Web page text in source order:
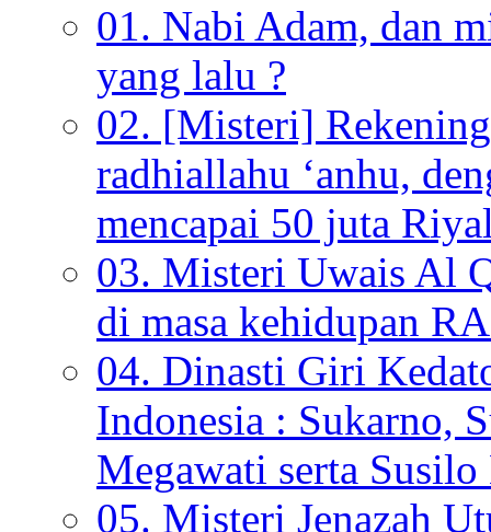
01. Nabi Adam, dan
yang lalu ?
02. [Misteri]
radhiallahu ‘anhu,
mencapai 50 juta
03. Misteri Uwais Al
di masa kehidupan
04. Dinasti Giri
Indonesia : Sukarno,
Megawati serta
05. Misteri Jenazah